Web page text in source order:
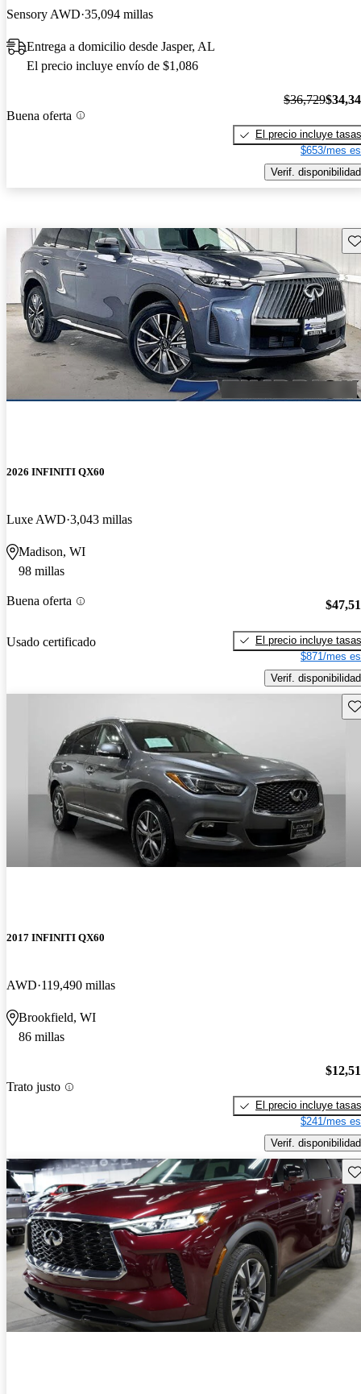
Sensory AWD 35,094 millas
Entrega a domicilio desde Jasper, AL
El precio incluye envío de $1,086
Buena oferta
$36,729
El precio incluye tasas
$653/mes
Verif. disponibilidad
2026 INFINITI QX60
Luxe AWD 3,043 millas
Madison, WI
98 millas
Buena oferta
Usado certificado
El precio incluye tasas
$871/mes
Verif. disponibilidad
2017 INFINITI QX60
AWD 119,490 millas
Brookfield, WI
86 millas
Trato justo
El precio incluye tasas
$241/mes
Verif. disponibilidad